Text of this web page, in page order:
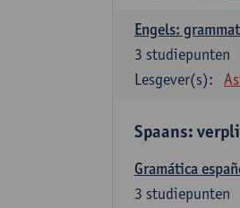
Engels:
3 studiepunten
Lesgever(s):
Spaans:
Gramática
3 studiepunten